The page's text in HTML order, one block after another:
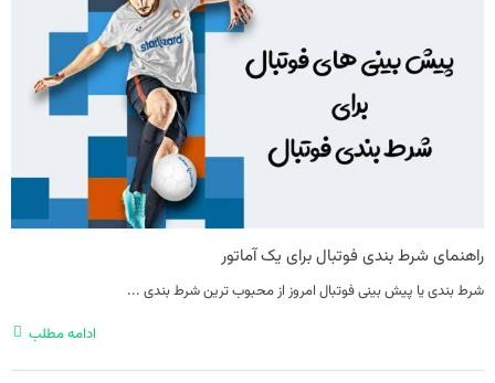
راهنمای شرط بندی فوتبال برای یک آماتور
شرط بندی یا پیش بینی فوتبال امروز از محبوب ترین شرط بندی ...
ادامه مطلب